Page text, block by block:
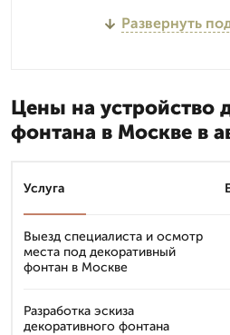
Развернуть
Цены на устройство
фонтана в Москве в
Услуга
Выезд специалиста и осмотр
места под декоративный
фонтан в Москве
Разработка эскиза
декоративного фонтана